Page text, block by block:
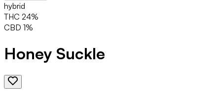
hybrid
THC 24%
CBD 1%
Honey Suckle